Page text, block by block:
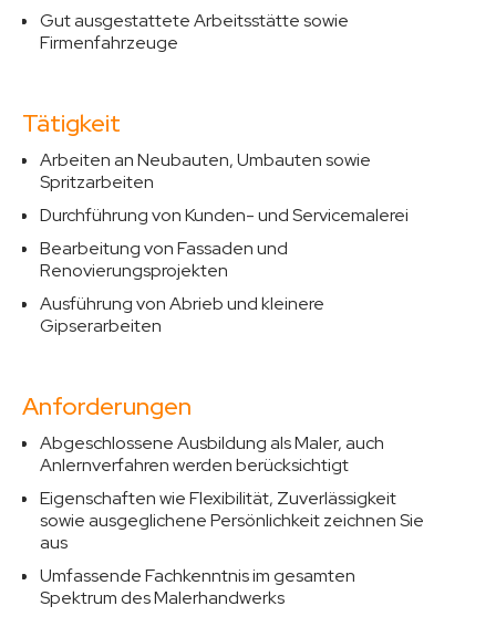
Gut ausgestattete Arbeitsstätte sowie
Firmenfahrzeuge
Tätigkeit
Arbeiten an Neubauten, Umbauten sowie
Spritzarbeiten
Durchführung von Kunden- und Servicemalerei
Bearbeitung von Fassaden und
Renovierungsprojekten
Ausführung von Abrieb und kleinere
Gipserarbeiten
Anforderungen
Abgeschlossene Ausbildung als Maler, auch
Anlernverfahren werden berücksichtigt
Eigenschaften wie Flexibilität, Zuverlässigkeit
sowie ausgeglichene Persönlichkeit zeichnen Sie
aus
Umfassende Fachkenntnis im gesamten
Spektrum des Malerhandwerks